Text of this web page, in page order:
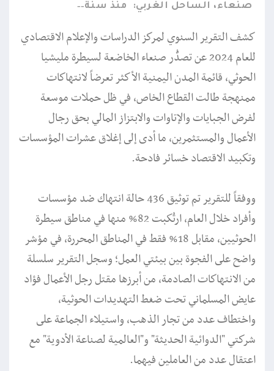
صنعاء، الساحل الغربي: منذ سنة
كشف التقرير السنوي لمركز الدراسات والإعلام الاقتصادي
للعام 2024 عن تصدُّر صنعاء الخاضعة لسيطرة مليشيا
الحوثي، قائمة المدن اليمنية الأكثر تعرضاً لانتهاكات
ممنهجة طالت القطاع الخاص، في ظل حملات موسعة
لفرض الجبايات والإتاوات والابتزاز المالي بحق رجال
الأعمال والمستثمرين، ما أدى إلى إغلاق عشرات المؤسسات
وتكبيد الاقتصاد خسائر فادحة.
ووفقاً للتقرير تم توثيق 436 حالة انتهاك ضد مؤسسات
وأفراد خلال العام، ارتُكبت 82% منها في مناطق سيطرة
الحوثيين، مقابل 18% فقط في المناطق المحررة، في مؤشر
واضح على الفجوة بين بيئتي العمل؛ وسجل التقرير سلسلة
من الانتهاكات الصادمة، من أبرزها مقتل رجل الأعمال فؤاد
عايض المسلماني تحت ضغط التهديدات الحوثية،
واختطاف عدد من تجار الذهب، واستيلاء الجماعة على
شركتي "الدوائية الحديثة" و"العالمية لصناعة الأدوية" مع
اعتقال عدد من العاملين فيهما.